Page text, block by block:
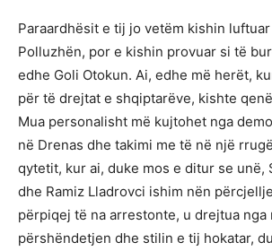
Paraardhësit e tij jo vetëm kishin luftuar
Polluzhën, por e kishin provuar si të
edhe Goli Otokun. Ai, edhe më herët,
për të drejtat e shqiptarëve, kishte
Mua personalisht më kujtohet nga
në Drenas dhe takimi me të në një
qytetit, kur ai, duke mos e ditur se unë,
dhe Ramiz Lladrovci ishim nën
përpiqej të na arrestonte, u drejtua nga
përshëndetjen dhe stilin e tij hokatar,